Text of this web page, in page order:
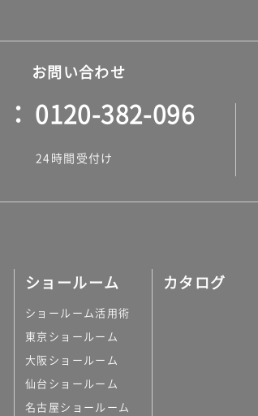
お問い合わせ
0120-382-096
24時間受付け
ショールーム
ショールーム活用術
東京ショールーム
大阪ショールーム
仙台ショールーム
名古屋ショールーム
カタログ